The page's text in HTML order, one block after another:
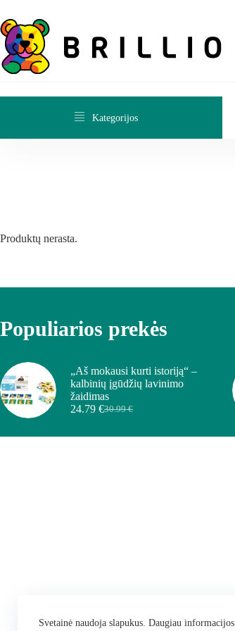
Svetainė naudoja slapukus. Daugiau informacijos
Kategorijos
Produktų nerasta.
Populiarios prekės
„Aš mokausi kurti istoriją“ –
kalbinių įgūdžių lavinimo
žaidimas
30.99€
24.79 €